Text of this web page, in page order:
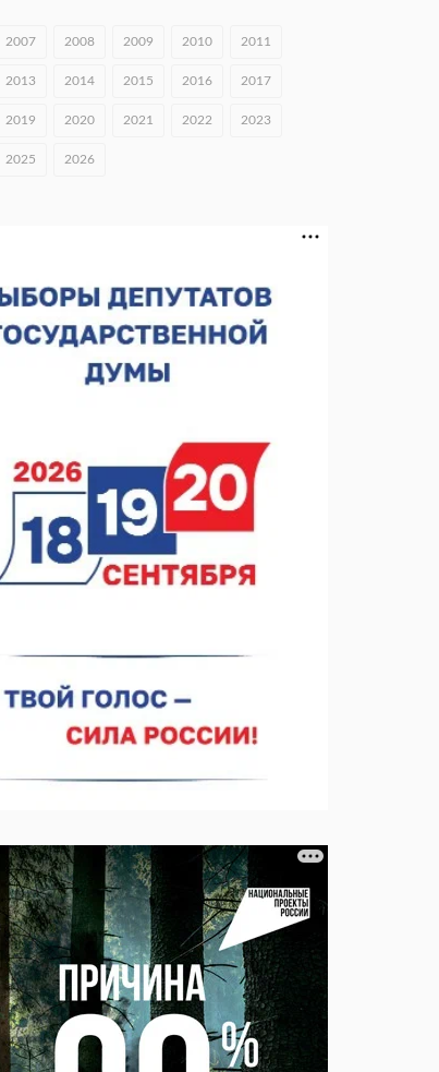
в 1,9 раза
Новгороде открыли фестиваль «Семья
06.08.2026 15:26
ночь, бежали всю ночь... На
набережной прошел необычный
06.08.2026 15:05
хирурги выполнили трансоральную
на щитовидной железе
06.08.2026 15:03
2007 2008 2009 2010 2011
2013 2014 2015 2016 2017
2019 2020 2021 2022 2023
2025 2026